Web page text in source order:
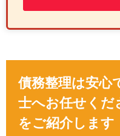
債務整理は安心
士へお任せくだ
をご紹介します